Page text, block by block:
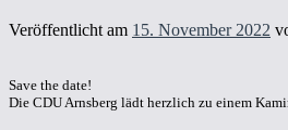
Veröffentlicht am 15. November 2022
Save the date!
Die CDU Arnsberg lädt herzlich zu einem